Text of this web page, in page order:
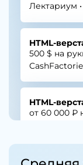
Лектариум
HTML-
500 $ на
HTML-
от 60 000 ₽